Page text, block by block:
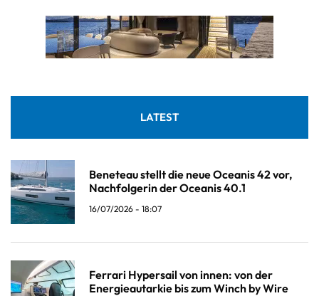
LATEST
Beneteau stellt die neue Oceanis 42 vor,
Nachfolgerin der Oceanis 40.1
16/07/2026 - 18:07
Ferrari Hypersail von innen: von der
Energieautarkie bis zum Winch by Wire